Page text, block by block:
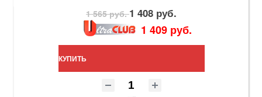
1 565 руб.1 408 руб.
1 409 руб.
КУПИТЬ